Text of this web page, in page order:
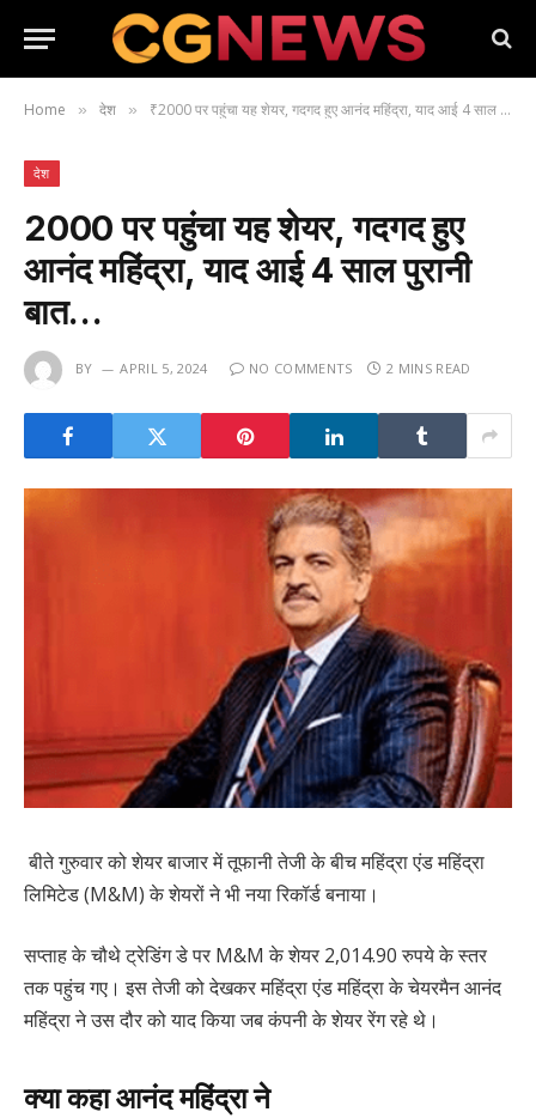
Home » देश » ₹2000 पर पहुंचा यह शेयर, गदगद हुए आनंद महिंद्रा, याद आई 4 साल पुरानी बात…
देश
₹2000 पर पहुंचा यह शेयर, गदगद हुए
आनंद महिंद्रा, याद आई 4 साल पुरानी
बात…
BY APRIL 5, 2024 NO COMMENTS 2 MINS READ
बीते गुरुवार को शेयर बाजार में तूफानी तेजी के बीच महिंद्रा एंड महिंद्रा
लिमिटेड (M&M) के शेयरों ने भी नया रिकॉर्ड बनाया।
सप्ताह के चौथे ट्रेडिंग डे पर M&M के शेयर 2,014.90 रुपये के स्तर
तक पहुंच गए। इस तेजी को देखकर महिंद्रा एंड महिंद्रा के चेयरमैन आनंद
महिंद्रा ने उस दौर को याद किया जब कंपनी के शेयर रेंग रहे थे।
क्या कहा आनंद महिंद्रा ने